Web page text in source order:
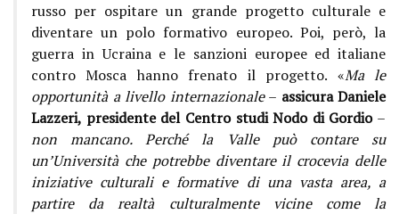
russo per ospitare un grande progetto culturale e
diventare un polo formativo europeo. Poi, però, la
guerra in Ucraina e le sanzioni europee ed italiane
contro Mosca hanno frenato il progetto. «Ma le
opportunità a livello internazionale– assicura Daniele
Lazzeri, presidente del Centro studi Nodo di Gordio–
non mancano. Perché la Valle può contare su
un’Università che potrebbe diventare il crocevia delle
iniziative culturali e formative di una vasta area, a
partire da realtà culturalmente vicine come la